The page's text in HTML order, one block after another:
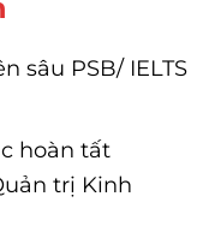
sâu PSB/ IELTS
hoàn tất
trị Kinh